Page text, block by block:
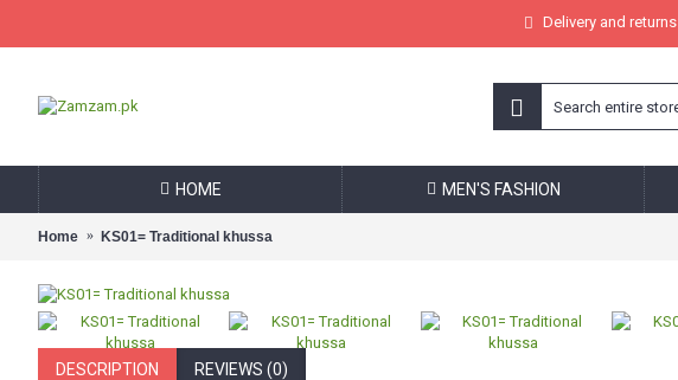
Delivery and returns
HOME MEN'S FASHION
Home KS01= Traditional khussa
DESCRIPTION REVIEWS (0)